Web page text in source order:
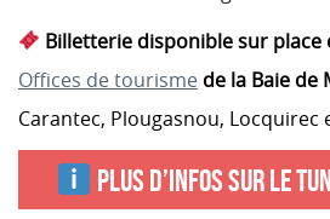
Billetterie disponible sur place
Offices de tourisme de la Baie de
Carantec, Plougasnou, Locquirec
PLUS D’INFOS SUR LE